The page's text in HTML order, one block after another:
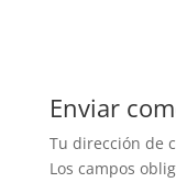
Enviar
Tu dirección de
Los campos